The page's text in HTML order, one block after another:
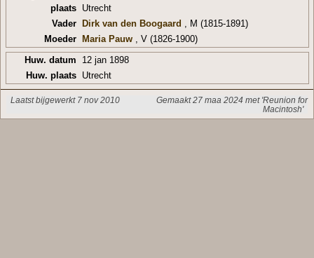
plaats
Utrecht
Vader
Dirk van den Boogaard , M (1815-1891)
Moeder
Maria Pauw, V (1826-1900)
Huw. datum
12 jan 1898
Huw. plaats
Utrecht
Laatst bijgewerkt 7 nov 2010
Gemaakt 27 maa 2024 met 'Reunion for
Macintosh'